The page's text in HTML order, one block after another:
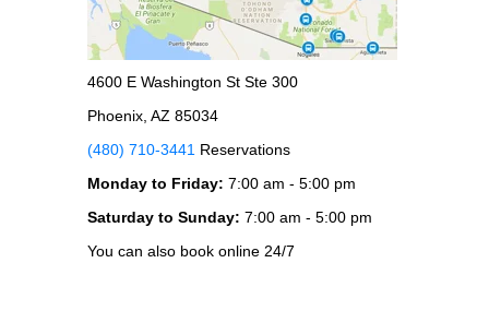
4600 E Washington St Ste 300
Phoenix, AZ 85034
(480) 710-3441 Reservations
Monday to Friday: 7:00 am - 5:00 pm
Saturday to Sunday: 7:00 am - 5:00 pm
You can also book online 24/7